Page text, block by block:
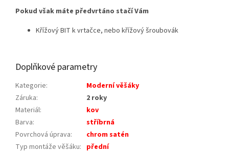
Pokud však máte předvrtáno stačí Vám
Křížový BIT k vrtačce, nebo křížový šroubovák
Doplňkové parametry
Kategorie:
Moderní věšáky
Záruka:
2 roky
Materiál:
kov
Barva:
stříbrná
Povrchová úprava:
chrom satén
Typ montáže věšáku: přední